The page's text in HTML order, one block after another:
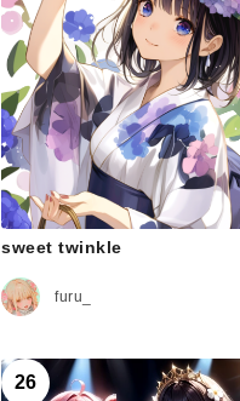
sweet twinkle
furu_
26